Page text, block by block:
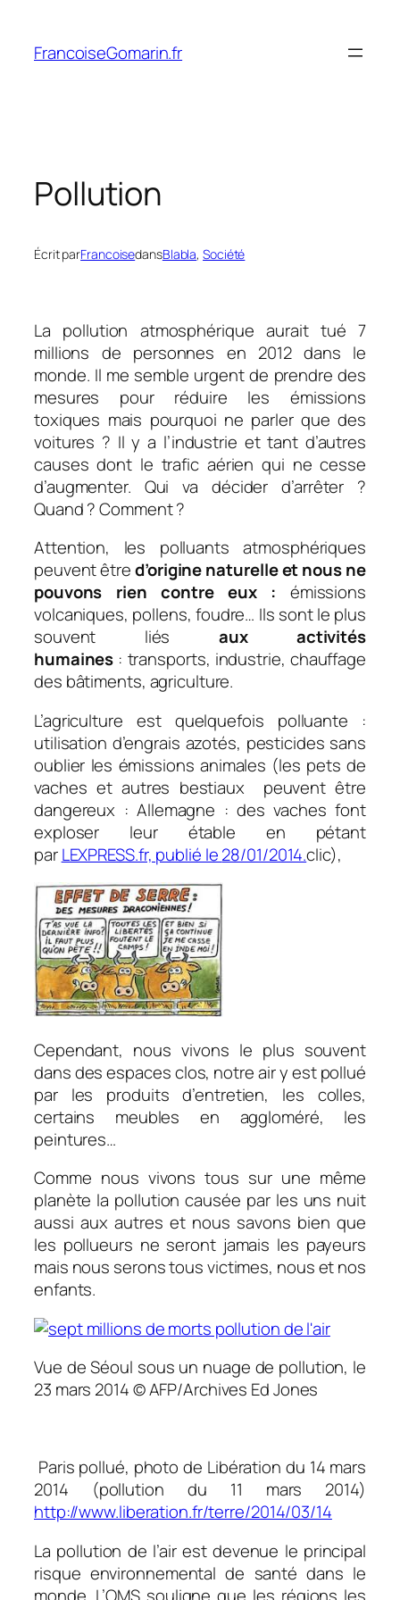
contenu
FrancoiseGomarin.fr
Pollution
Écrit parFrancoisedansBlabla, Société
La pollution atmosphérique aurait tué 7
millions de personnes en 2012 dans le
monde. Il me semble urgent de prendre des
mesures pour réduire les émissions
toxiques mais pourquoi ne parler que des
voitures ? Il y a l’industrie et tant d’autres
causes dont le trafic aérien qui ne cesse
d’augmenter. Qui va décider d’arrêter ?
Quand ? Comment ?
Attention, les polluants atmosphériques
peuvent êtred’origine naturelle et nous ne
pouvons rien contre eux : émissions
volcaniques, pollens, foudre… Ils sont le plus
souvent liés aux activités
humaines : transports, industrie, chauffage
des bâtiments, agriculture.
L’agriculture est quelquefois polluante :
utilisation d’engrais azotés, pesticides sans
oublier les émissions animales (les pets de
vaches et autres bestiaux peuvent être
dangereux : Allemagne : des vaches font
exploser leur étable en pétant
parLEXPRESS.fr, publié le28/01/2014.clic),
Cependant, nous vivons le plus souvent
dans des espaces clos, notre air y est pollué
par les produits d’entretien, les colles,
certains meubles en aggloméré, les
peintures…
Comme nous vivons tous sur une même
planète la pollution causée par les uns nuit
aussi aux autres et nous savons bien que
les pollueurs ne seront jamais les payeurs
mais nous serons tous victimes, nous et nos
enfants.
Vue de Séoul sous un nuage de pollution, le
23 mars 2014 © AFP/Archives Ed Jones
Paris pollué, photo de Libération du 14 mars
2014 (pollution du 11 mars 2014)
http://www.liberation.fr/terre/2014/03/14
La pollution de l’air est devenue le principal
risque environnemental de santé dans le